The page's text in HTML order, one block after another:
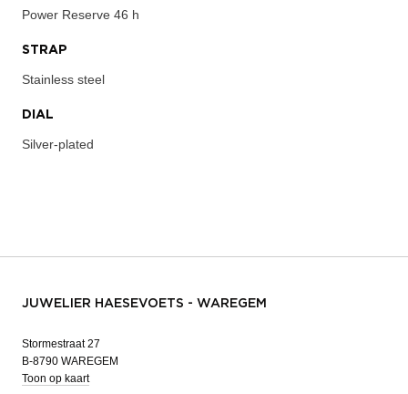
Power Reserve 46 h
STRAP
Stainless steel
DIAL
Silver-plated
JUWELIER HAESEVOETS - WAREGEM
Stormestraat 27
B-8790 WAREGEM
Toon op kaart